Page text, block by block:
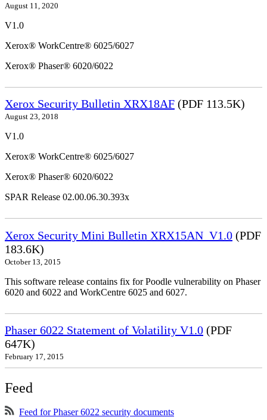
August 11, 2020
V1.0
Xerox® WorkCentre® 6025/6027
Xerox® Phaser® 6020/6022
Xerox Security Bulletin XRX18AF (PDF 113.5K)
August 23, 2018
V1.0
Xerox® WorkCentre® 6025/6027
Xerox® Phaser® 6020/6022
SPAR Release 02.00.06.30.393x
Xerox Security Mini Bulletin XRX15AN_V1.0 (PDF
183.6K)
October 13, 2015
This software release contains fix for Poodle vulnerability on Phaser
6020 and 6022 and WorkCentre 6025 and 6027.
Phaser 6022 Statement of Volatility V1.0 (PDF
647K)
February 17, 2015
Feed
Feed for Phaser 6022 security documents